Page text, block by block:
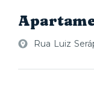
Rua Luiz